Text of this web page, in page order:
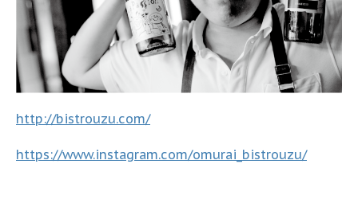
http://bistrouzu.com/
https://www.instagram.com/omurai_bistrouzu/